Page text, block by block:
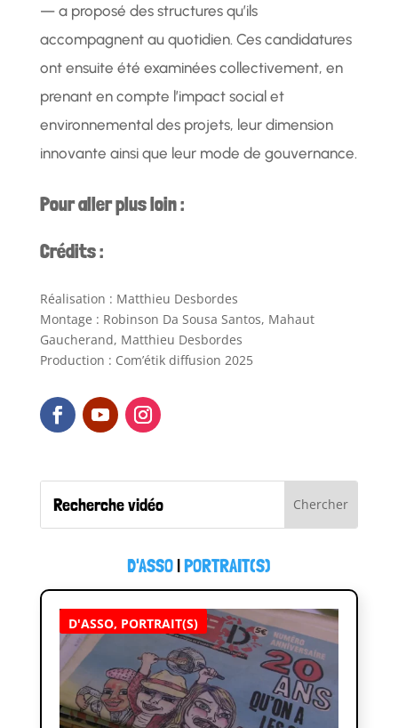
— a proposé des structures qu’ils
accompagnent au quotidien. Ces candidatures
ont ensuite été examinées collectivement, en
prenant en compte l’impact social et
environnemental des projets, leur dimension
innovante ainsi que leur mode de gouvernance.
Pour aller plus loin :
Crédits :
Réalisation : Matthieu Desbordes
Montage : Robinson Da Sousa Santos, Mahaut
Gaucherand, Matthieu Desbordes
Production : Com’étik diffusion 2025
D'ASSO|PORTRAIT(S)
D'ASSO, PORTRAIT(S)